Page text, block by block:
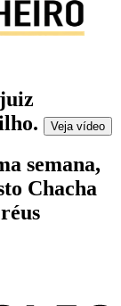
. Veja vídeo
semana,
Chacha